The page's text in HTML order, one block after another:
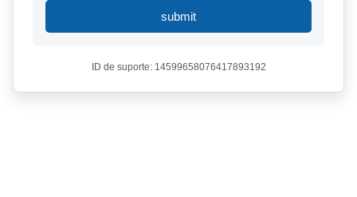
submit
ID de suporte: 14599658076417893192